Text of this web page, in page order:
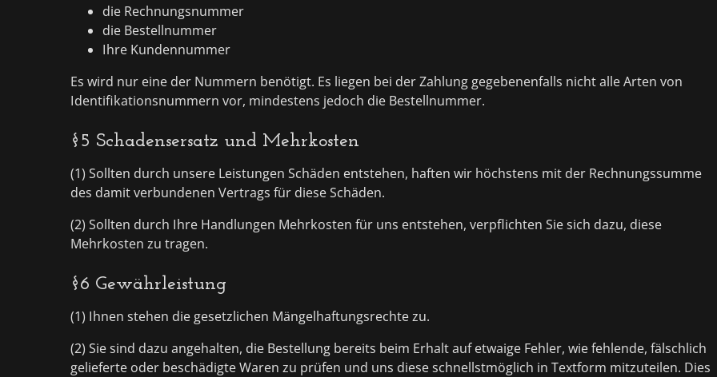
die Rechnungsnummer
die Bestellnummer
Ihre Kundennummer
Es wird nur eine der Nummern benötigt. Es liegen bei der Zahlung gegebenenfalls nicht alle Arten von
Identifikationsnummern vor, mindestens jedoch die Bestellnummer.
§5 Schadensersatz und Mehrkosten
(1) Sollten durch unsere Leistungen Schäden entstehen, haften wir höchstens mit der Rechnungssumme
des damit verbundenen Vertrags für diese Schäden.
(2) Sollten durch Ihre Handlungen Mehrkosten für uns entstehen, verpflichten Sie sich dazu, diese
Mehrkosten zu tragen.
§6 Gewährleistung
(1) Ihnen stehen die gesetzlichen Mängelhaftungsrechte zu.
(2) Sie sind dazu angehalten, die Bestellung bereits beim Erhalt auf etwaige Fehler, wie fehlende, fälschlich
gelieferte oder beschädigte Waren zu prüfen und uns diese schnellstmöglich in Textform mitzuteilen. Dies